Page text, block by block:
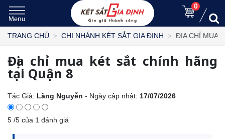
0
TRANG CHỦ CHI NHÁNH KÉT SẮT GIA ĐỊNH ĐỊA CHỈ MUA
Địa chỉ mua két sắt chính hãng
tại Quận 8
Tác Giả: Lăng Nguyễn - Ngày cập nhật: 17/07/2026
5 /5 của 1 đánh giá